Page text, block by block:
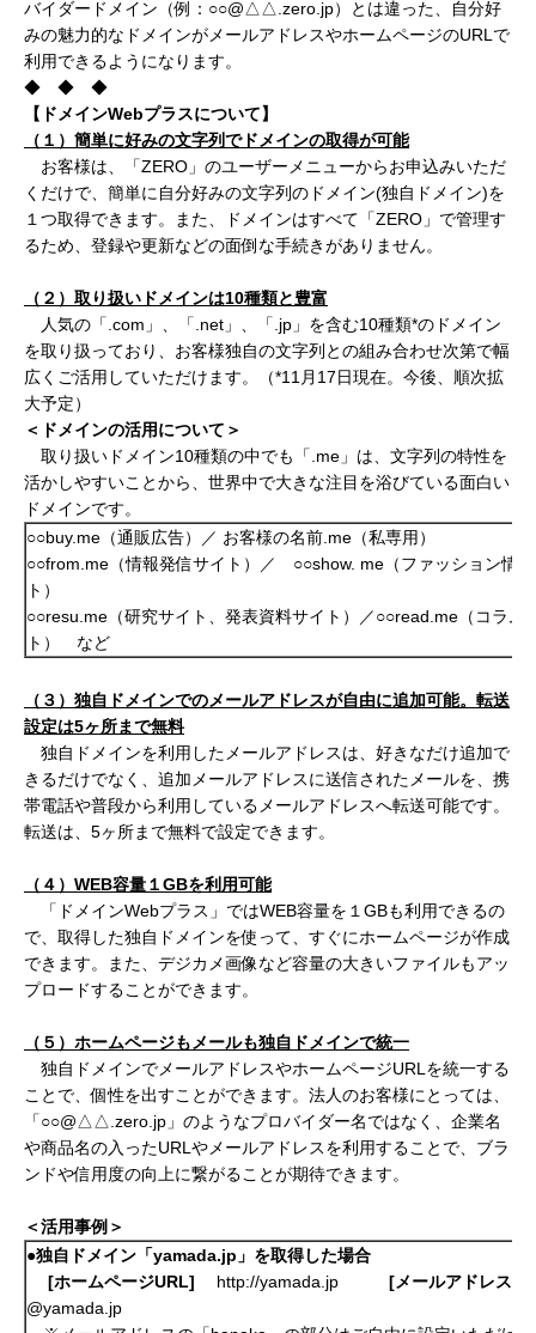
バイダードメイン（例：○○@△△.zero.jp）とは違った、自分好
みの魅力的なドメインがメールアドレスやホームページのURLで
利用できるようになります。
◆ ◆ ◆
【ドメインWebプラスについて】
（１）簡単に好みの文字列でドメインの取得が可能
お客様は、
「ZERO」のユーザーメニューからお申込みいただ
くだけで、簡単に自分好みの文字列のドメイン(独自ドメイン)を
１つ取得できます。
また、ドメインはすべて「ZERO」で管理す
るため、登録や更新などの面倒な手続きがありません。
（２）取り扱いドメインは10種類と豊富
人気の「.com」、「.net」、「.jp」を含む10種類*のドメイン
を取り扱っており、 お客様独自の文字列との組み合わせ次第で幅
広くご活用していただけます。（*11月17日現在。今後、順次拡
大予定）
＜ドメインの活用について＞
取り扱いドメイン10種類の中でも「.me」は、文字列の特性を
活かしやすいことから、世界中で大きな注目を浴びている面白い
ドメインです。
○○buy.me（通販広告）／ お客様の名前.me（私専用）
○○from.me（情報発信サイト）／ ○○show. me（ファッション情
ト）
○○resu.me（研究サイト、発表資料サイト）／○○read.me（コラム
ト） など
（ ３ ） 独自ドメインでのメールアドレスが自由に追加可能。転送
設定は5ヶ所まで無料
独自ドメインを利用したメールアドレスは、好きなだけ追加で
きるだけでなく、追加メールアドレスに送信されたメールを、携
帯電話や普段から利用しているメールアドレスへ転送可能です。
転送は、5ヶ所まで無料で設定できます。
（４）WEB容量１GBを利用可能
「ドメインWebプラス」ではWEB容量を１GBも利用できるの
で、取得した独自ドメインを使って、すぐにホームページが作成
できます。また、デジカメ画像など容量の大きいファイルもアッ
プロードすることができます。
（５） ホームページもメールも独自ドメインで統一
独自ドメインでメールアドレスやホームページURLを統一する
ことで、個性を出すことができます。法人のお客様にとっては、
「○○@△△.zero.jp」のようなプロバイダー名ではなく、企業名
や商品名の入ったURLやメールアドレスを利用することで、ブラ
ンドや信用度の向上に繋がることが期待できます。
＜活用事例＞
●独自ドメイン「yamada.jp 」を取得した場合
[ホームページURL] http://yamada.jp [メールアドレス]
@yamada.jp